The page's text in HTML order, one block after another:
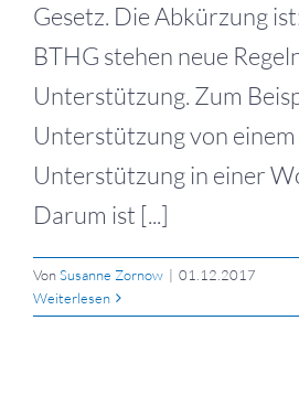
Gesetz. Die Abkürzung
BTHG stehen neue
Unterstützung. Zum
Unterstützung von
Unterstützung in einer
Darum ist [...]
VonSusanne Zornow | 01.12.2017
Weiterlesen